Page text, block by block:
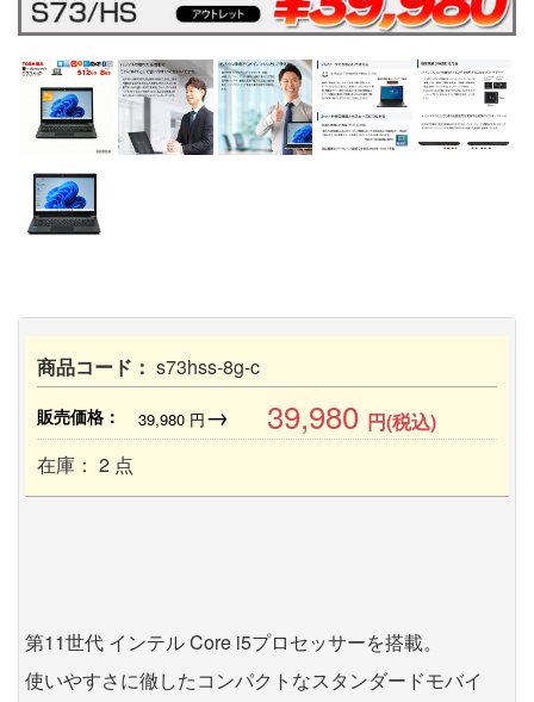
商品コード： s73hss-8g-c
販売価格： 39,980円→ 39,980 円(税込)
在庫： 2 点
第11世代 インテル Core i5プロセッサーを搭載。
使いやすさに徹したコンパクトなスタンダードモバイ